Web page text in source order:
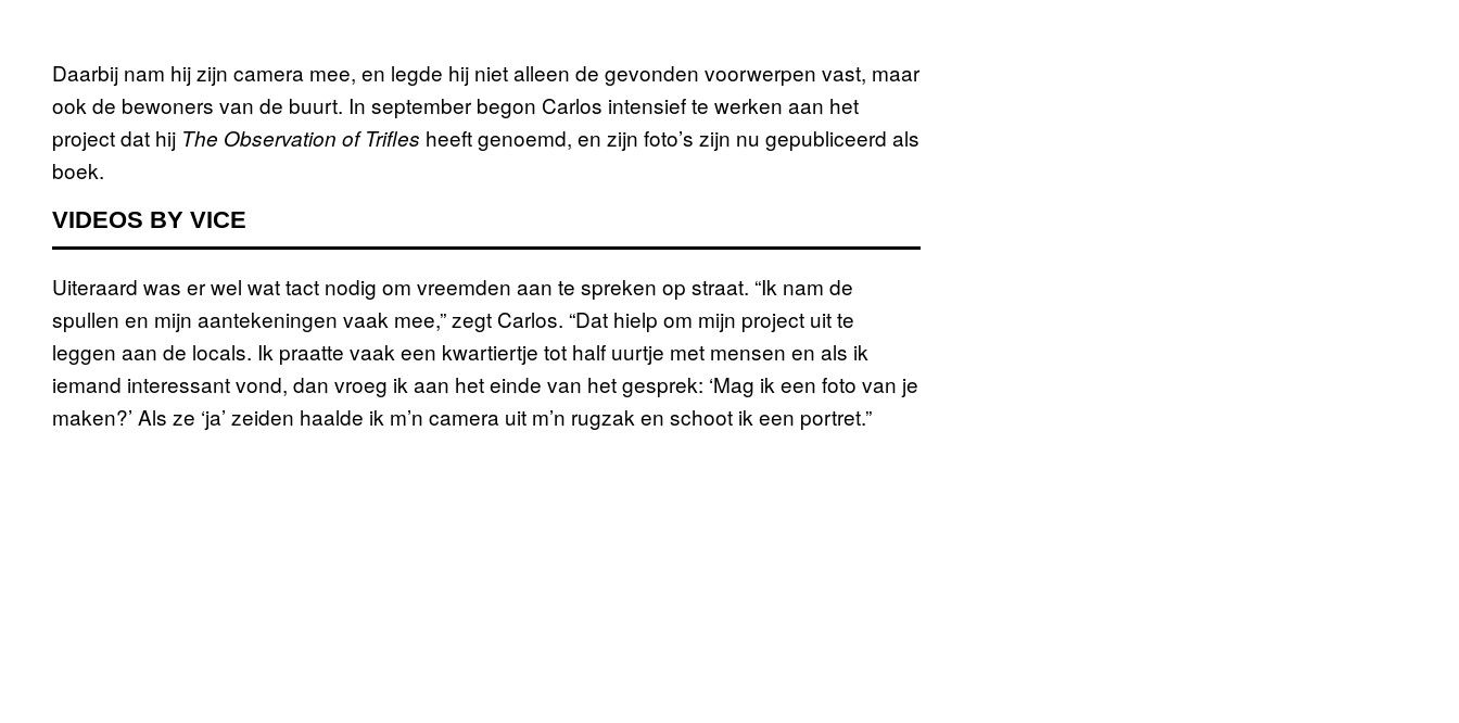
Daarbij nam hij zijn camera mee, en legde hij niet alleen de gevonden voorwerpen vast, maar
ook de bewoners van de buurt. In september begon Carlos intensief te werken aan het
project dat hij The Observation of Trifles heeft genoemd, en zijn foto’s zijn nu gepubliceerd als
boek.
VIDEOS BY VICE
Uiteraard was er wel wat tact nodig om vreemden aan te spreken op straat. “Ik nam de
spullen en mijn aantekeningen vaak mee,” zegt Carlos. “Dat hielp om mijn project uit te
leggen aan de locals. Ik praatte vaak een kwartiertje tot half uurtje met mensen en als ik
iemand interessant vond, dan vroeg ik aan het einde van het gesprek: ‘Mag ik een foto van je
maken?’ Als ze ‘ja’ zeiden haalde ik m’n camera uit m’n rugzak en schoot ik een portret.”